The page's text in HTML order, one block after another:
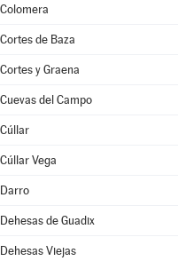
Colomera
Cortes de Baza
Cortes y Graena
Cuevas del Campo
Cúllar
Cúllar Vega
Darro
Dehesas de Guadix
Dehesas Viejas